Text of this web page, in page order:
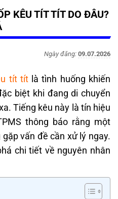
KÊU TÍT TÍT DO ĐÂU?
Ngày đăng: 09.07.2026
tít títlà tình huống khiến
biệt khi đang di chuyển
Tiếng kêu này là tín hiệu
thông báo rằng một
vấn đề cần xử lý ngay.
chi tiết về nguyên nhân